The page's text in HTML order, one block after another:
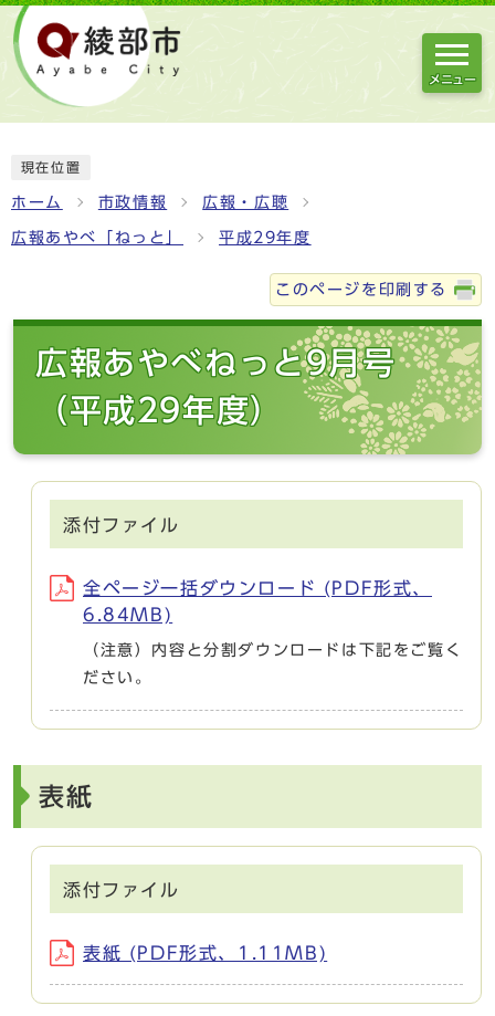
メニュー
現在位置
ホーム 市政情報 広報・広聴
広報あやべ「ねっと」 平成29年度
このページを印刷する
広報あやべねっと9月号
（平成29年度）
添付ファイル
全ページ一括ダウンロード (PDF形式、
6.84MB)
（注意）内容と分割ダウンロードは下記をご覧く
ださい。
表紙
添付ファイル
表紙 (PDF形式、1.11MB)